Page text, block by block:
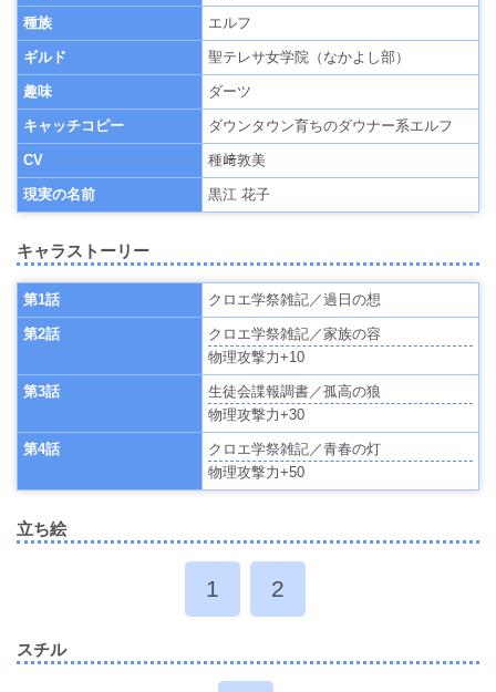
種族 エルフ
ギルド 聖テレサ女学院（なかよし部）
趣味 ダーツ
キャッチコピー ダウンタウン育ちのダウナー系エルフ
CV 種﨑敦美
現実の名前 黒江 花子
キャラストーリー
第1話 クロエ学祭雑記／過日の想
第2話
クロエ学祭雑記／家族の容
物理攻撃力+10
第3話
生徒会諜報調書／孤高の狼
物理攻撃力+30
第4話
クロエ学祭雑記／青春の灯
物理攻撃力+50
立ち絵
1 2
スチル